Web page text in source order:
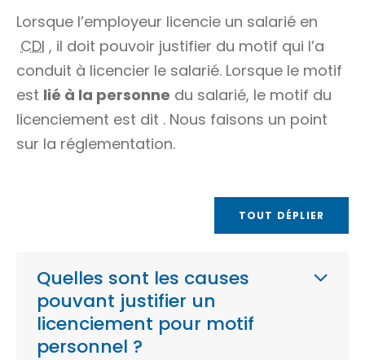
Lorsque l’employeur licencie un salarié en
CDI , il doit pouvoir justifier du motif qui l’a
conduit à licencier le salarié. Lorsque le motif
est lié à la personne du salarié, le motif du
licenciement est dit . Nous faisons un point
sur la réglementation.
TOUT DÉPLIER
Quelles sont les causes
pouvant justifier un
licenciement pour motif
personnel ?